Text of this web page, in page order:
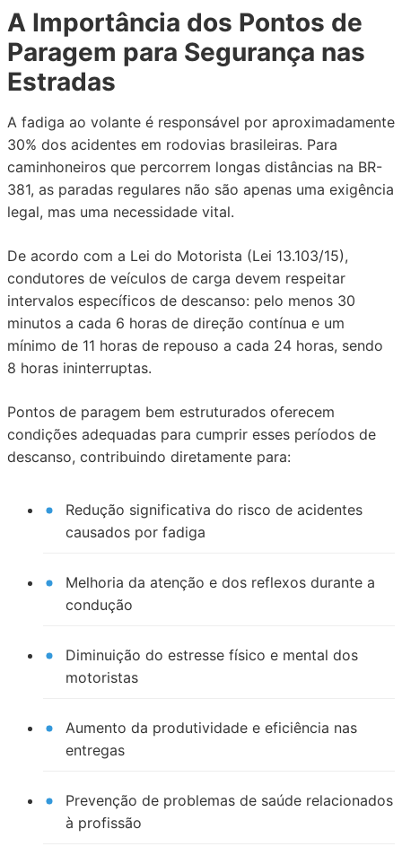
A Importância dos Pontos de
Paragem para Segurança nas
Estradas
A fadiga ao volante é responsável por aproximadamente
30% dos acidentes em rodovias brasileiras. Para
caminhoneiros que percorrem longas distâncias na BR-
381, as paradas regulares não são apenas uma exigência
legal, mas uma necessidade vital.
De acordo com a Lei do Motorista (Lei 13.103/15),
condutores de veículos de carga devem respeitar
intervalos específicos de descanso: pelo menos 30
minutos a cada 6 horas de direção contínua e um
mínimo de 11 horas de repouso a cada 24 horas, sendo
8 horas ininterruptas.
Pontos de paragem bem estruturados oferecem
condições adequadas para cumprir esses períodos de
descanso, contribuindo diretamente para:
Redução significativa do risco de acidentes
causados por fadiga
Melhoria da atenção e dos reflexos durante a
condução
Diminuição do estresse físico e mental dos
motoristas
Aumento da produtividade e eficiência nas
entregas
Prevenção de problemas de saúde relacionados
à profissão